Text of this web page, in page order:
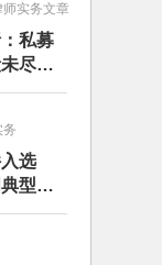
实务文章
私募
尽勤
务
选
型案